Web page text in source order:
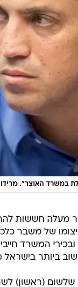
במשרד האוצר".
חששות
של משבר
המשרד
ביותר בישראל
שלשום (ראשון)